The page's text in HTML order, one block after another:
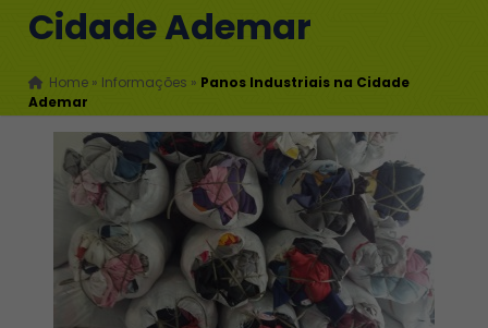
Cidade Ademar
Home » Informações » Panos Industriais na Cidade
Ademar